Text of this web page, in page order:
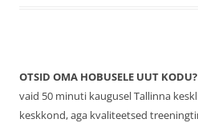
OTSID OMA HOBUSELE UUT KODU?
vaid 50 minuti kaugusel Tallinna
keskkond, aga kvaliteetsed